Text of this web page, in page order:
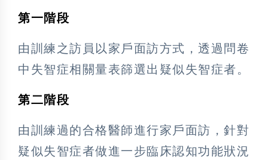
第一階段
由訓練之訪員以家戶面訪方式，透過問卷
中失智症相關量表篩選出疑似失智症者。
第二階段
由訓練過的合格醫師進行家戶面訪，針對
疑似失智症者做進一步臨床認知功能狀況